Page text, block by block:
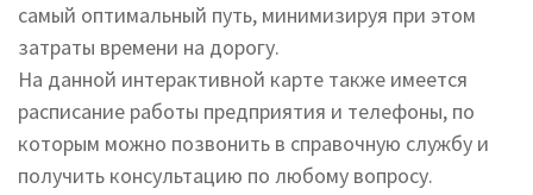
самый оптимальный путь, минимизируя при этом
затраты времени на дорогу.
На данной интерактивной карте также имеется
расписание работы предприятия и телефоны, по
которым можно позвонить в справочную службу и
получить консультацию по любому вопросу.